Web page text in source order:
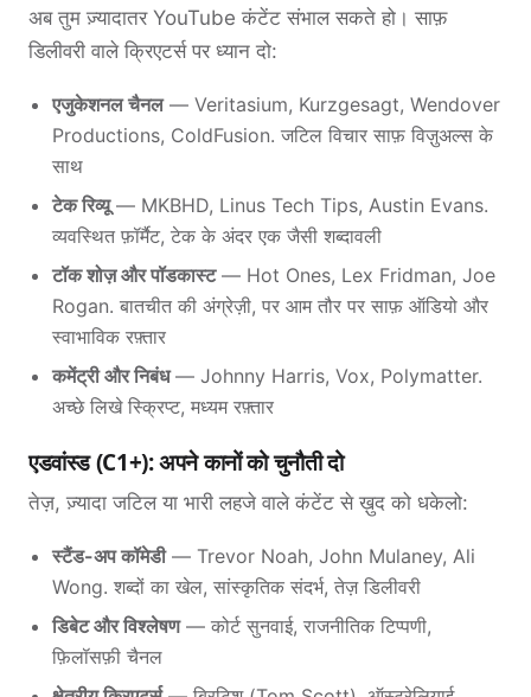
अब तुम ज़्यादातर YouTube कंटेंट संभाल सकते हो। साफ़
डिलीवरी वाले क्रिएटर्स पर ध्यान दो:
एजुकेशनल चैनल— Veritasium, Kurzgesagt, Wendover
Productions, ColdFusion. जटिल विचार साफ़ विज़ुअल्स के
साथ
टेक रिव्यू— MKBHD, Linus Tech Tips, Austin Evans.
व्यवस्थित फ़ॉर्मैट, टेक के अंदर एक जैसी शब्दावली
टॉक शोज़ और पॉडकास्ट— Hot Ones, Lex Fridman, Joe
Rogan. बातचीत की अंग्रेज़ी, पर आम तौर पर साफ़ ऑडियो और
स्वाभाविक रफ़्तार
कमेंट्री और निबंध— Johnny Harris, Vox, Polymatter.
अच्छे लिखे स्क्रिप्ट, मध्यम रफ़्तार
एडवांस्ड (C1+): अपने कानों को चुनौती दो
तेज़, ज़्यादा जटिल या भारी लहजे वाले कंटेंट से ख़ुद को धकेलो:
स्टैंड-अप कॉमेडी— Trevor Noah, John Mulaney, Ali
Wong. शब्दों का खेल, सांस्कृतिक संदर्भ, तेज़ डिलीवरी
डिबेट और विश्लेषण— कोर्ट सुनवाई, राजनीतिक टिप्पणी,
फ़िलॉसफ़ी चैनल